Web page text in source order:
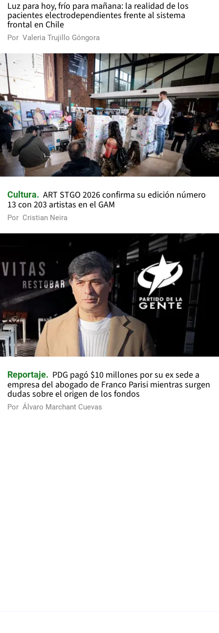
Luz para hoy, frío para mañana: la realidad de los
pacientes electrodependientes frente al sistema
frontal en Chile
Por Valeria Trujillo Góngora
Cultura
ART STGO 2026 confirma su edición número
13 con 203 artistas en el GAM
Por Cristian Neira
Reportaje
PDG pagó $10 millones por su ex sede a
empresa del abogado de Franco Parisi mientras surgen
dudas sobre el origen de los fondos
Por Álvaro Marchant Cuevas